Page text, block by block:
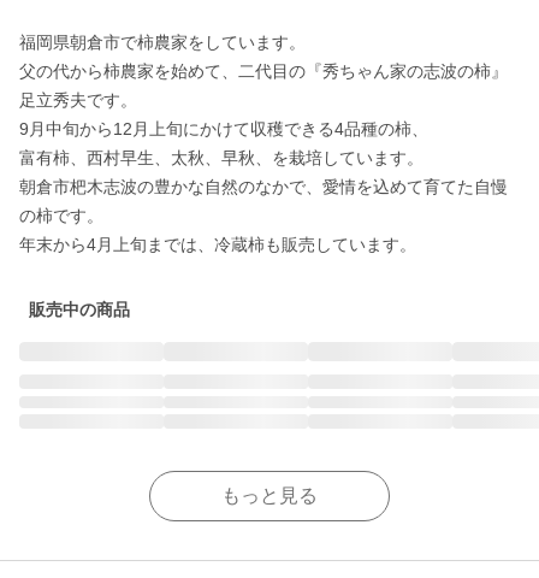
福岡県朝倉市で柿農家をしています。
父の代から柿農家を始めて、二代目の『秀ちゃん家の志波の柿』
足立秀夫です。
9月中旬から12月上旬にかけて収穫できる4品種の柿、
富有柿、西村早生、太秋、早秋、を栽培しています。
朝倉市杷木志波の豊かな自然のなかで、愛情を込めて育てた自慢
の柿です。
年末から4月上旬までは、冷蔵柿も販売しています。
販売中の商品
もっと見る